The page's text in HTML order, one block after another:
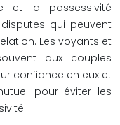
et la possessivité
qui peuvent
Les voyants et
aux couples
confiance en eux et
pour éviter les